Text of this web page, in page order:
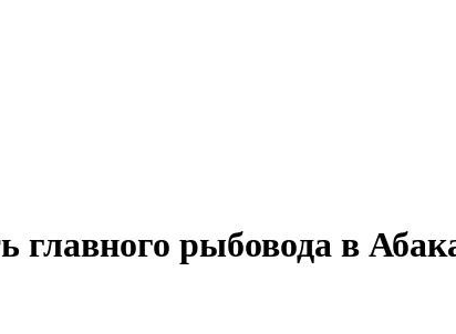
главного рыбовода в